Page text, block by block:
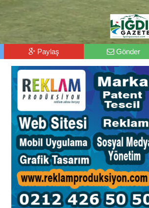
Paylaş Gönder